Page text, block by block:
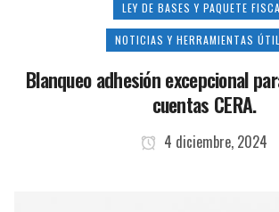
LEY DE BASES Y PAQUETE
NOTICIAS Y HERRAMIENTAS
Blanqueo adhesión excepcional
cuentas CERA.
4 diciembre, 2024